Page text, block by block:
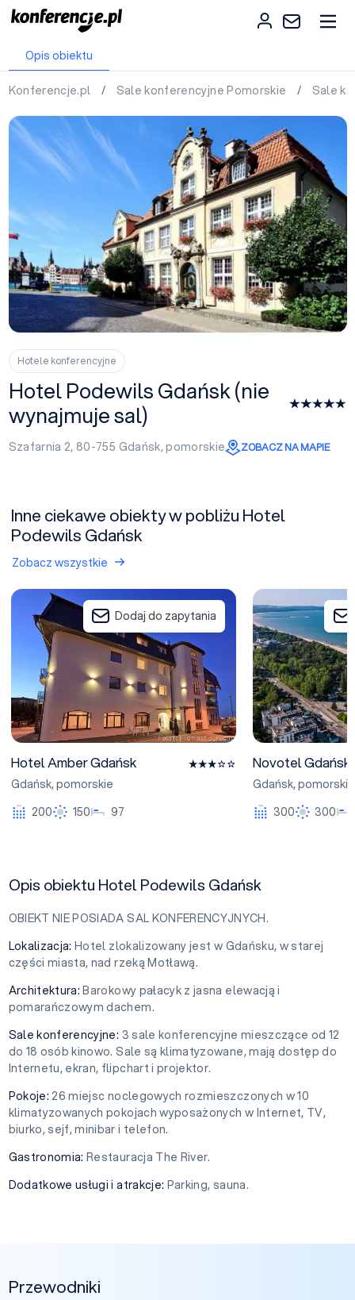
Opis obiektu
Konferencje.pl / Sale konferencyjne Pomorskie / Sale
Hotele konferencyjne
Hotel Podewils Gdańsk (nie
wynajmuje sal)
Szafarnia 2, 80-755 Gdańsk,pomorskie ZOBACZ NA MAPIE
Inne ciekawe obiekty w pobliżu Hotel
Podewils Gdańsk
Zobacz wszystkie
Hotel Amber Gdańsk
Dodaj do zapytania
Hotel Amber Gdańsk
Gdańsk,pomorskie
200
150 97
Novotel Gdańsk
Novotel Gdańsk
Gdańsk,pomorskie
300
300
Opis obiektu Hotel Podewils Gdańsk
OBIEKT NIE POSIADA SAL KONFERENCYJNYCH.
Lokalizacja:Hotel zlokalizowany jest w Gdańsku, w starej
części miasta, nad rzeką Motławą.
Architektura:Barokowy pałacyk z jasna elewacją i
pomarańczowym dachem.
Sale konferencyjne: 3 sale konferencyjne mieszczące od 12
do 18 osób kinowo. Sale są klimatyzowane, mają dostęp do
Internetu, ekran, flipchart i projektor.
Pokoje:26 miejsc noclegowych rozmieszczonych w 10
klimatyzowanych pokojach wyposażonych w Internet, TV,
biurko, sejf, minibar i telefon.
Gastronomia:Restauracja The River.
Dodatkowe usługi i atrakcje: Parking, sauna.
Przewodniki